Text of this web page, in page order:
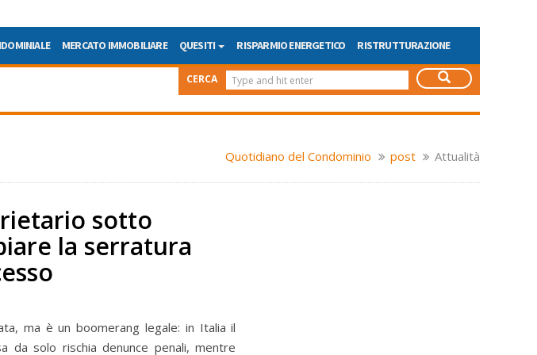
MERCATO IMMOBILIARE QUESITI RISPARMIO ENERGETICO RISTRUTTURAZIONE
CERCA
Quotidiano del Condominio post Attualità
sotto
la serratura
ma è un boomerang legale: in Italia il
da solo rischia denunce penali, mentre